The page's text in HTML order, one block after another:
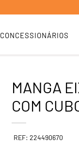
CONCESSIONÁRIOS
MANGA
COM
REF: 224490670